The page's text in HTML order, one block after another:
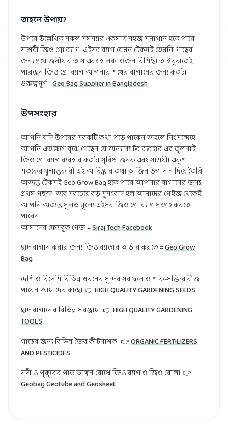
তাহলে উপায়?
উপরে উল্লেখিত সকল সমস্যার একমাত্র সহজ সমাধান হতে পারে
সাশ্রয়ী জিও গ্রো ব্যাগ। এইসব ব্যাগ যেমন টেকসই তেমনি গাছের
জন্য প্রয়োজনীয় বাতাস এবং হালকা ওজন বিশিষ্ট। তাই বুঝতেই
পারছেন জিও গ্রো ব্যাগ আপনার শখের বাগানের জন্য কতটা
গুরুত্বপূর্ণ। Geo Bag Supplier in Bangladesh
উপসংহার
আপনি যদি উপরের সবকটি কথা পড়ে থাকেন তাহলে নিঃসন্দেহে
আপনি এতক্ষণে বুঝে গেছেন যে অন্যান্য টব ব্যবহার এর তুলনাই
জিও গ্রো ব্যাগ ব্যবহার কতটা সুবিধাজনক এবং সাশ্রয়ী। একুশ
শতকের যুগান্তকারী এই আবিষ্কার তথা ভার্জিন উপাদান দিয়ে তৈরি
অত্যন্ত টেকসই Geo Grow Bag হতে পারে আপনার বাগানের জন্য
প্রথম পছন্দ। তবে সবচেয়ে বড় সুসংবাদ হল আমাদের পেইজ থেকেই
আপনি অত্যন্ত সুলভ মূল্যে এইসব জিও গ্রো ব্যাগ সংগ্রহ করতে
পারেন।
আমাদের ফেসবুক পেজ =Siraj Tech Facebook
ছাদ বাগান করার জন্য জিও ব্যাগের অর্ডার করতে =Geo Grow
Bag
দেশি ও বিদেশি বিভিন্ন ধরনের সুন্দর সব ফল ও শাক-সব্জির বীজ
পাবেন আমাদের কাছে। 👉HIGH QUALITY GARDENING SEEDS
ছাদ বাগানের বিভিন্ন সরঞ্জাম। 👉HIGH QUALITY GARDENING
TOOLS
গাছের জন্য বিভিন্ন জৈব কীটনাশক। 👉ORGANIC FERTILIZERS
AND PESTICIDES
নদী ও পুকুরের পাড় ভাঙ্গন রোধে জিও ব্যাগ ও জিও রোল। 👉
Geobag Geotube and Geosheet